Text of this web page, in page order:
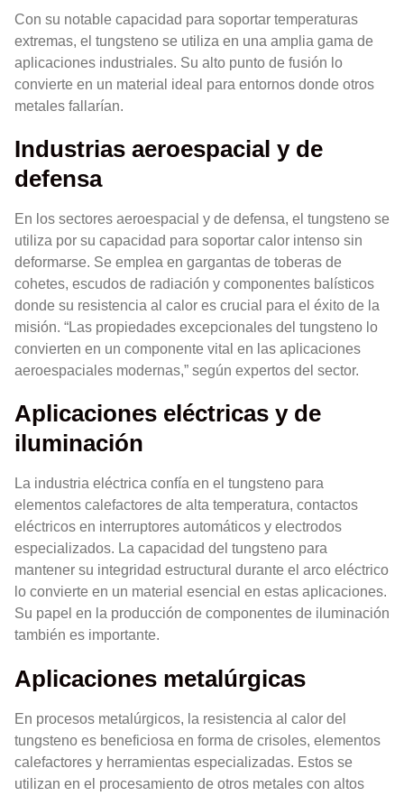
Con su notable capacidad para soportar temperaturas
extremas, el tungsteno se utiliza en una amplia gama de
aplicaciones industriales. Su alto punto de fusión lo
convierte en un material ideal para entornos donde otros
metales fallarían.
Industrias aeroespacial y de
defensa
En los sectores aeroespacial y de defensa, el tungsteno se
utiliza por su capacidad para soportar calor intenso sin
deformarse. Se emplea en gargantas de toberas de
cohetes, escudos de radiación y componentes balísticos
donde su resistencia al calor es crucial para el éxito de la
misión. “Las propiedades excepcionales del tungsteno lo
convierten en un componente vital en las aplicaciones
aeroespaciales modernas,” según expertos del sector.
Aplicaciones eléctricas y de
iluminación
La industria eléctrica confía en el tungsteno para
elementos calefactores de alta temperatura, contactos
eléctricos en interruptores automáticos y electrodos
especializados. La capacidad del tungsteno para
mantener su integridad estructural durante el arco eléctrico
lo convierte en un material esencial en estas aplicaciones.
Su papel en la producción de componentes de iluminación
también es importante.
Aplicaciones metalúrgicas
En procesos metalúrgicos, la resistencia al calor del
tungsteno es beneficiosa en forma de crisoles, elementos
calefactores y herramientas especializadas. Estos se
utilizan en el procesamiento de otros metales con altos